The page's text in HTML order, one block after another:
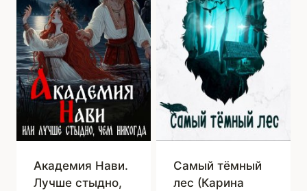
Академия Нави.
Лучше стыдно,
Самый тёмный
лес (Карина